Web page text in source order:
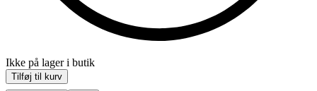
Ikke på lager i butik
Tilføj til kurv